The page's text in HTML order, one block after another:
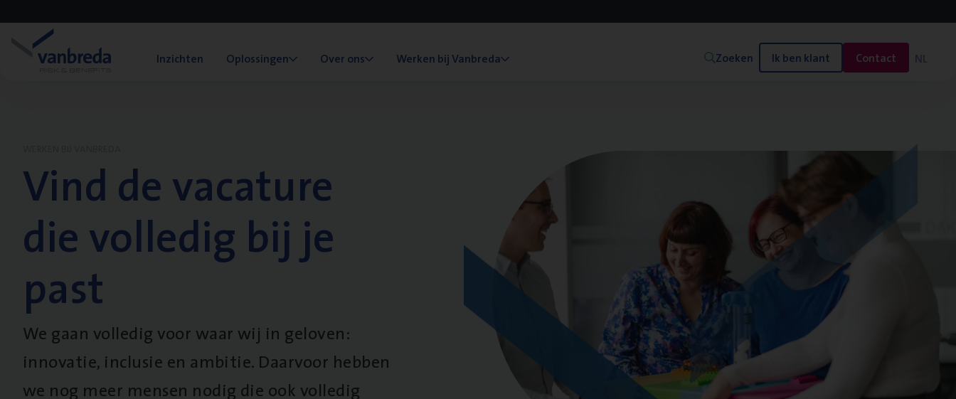
Inzichten Oplossingen Over ons Werken bij Vanbreda Zoeken Ik ben klant Contact NL
Vind de vacature
die volledig bij je
past
We gaan volledig voor waar wij in geloven:
innovatie, inclusie en ambitie. Daarvoor hebben
we nog meer mensen nodig die ook volledig